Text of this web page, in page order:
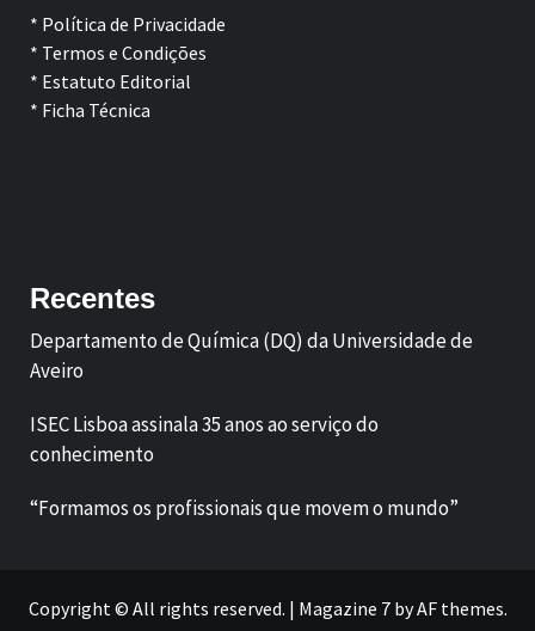
* Política de Privacidade
* Termos e Condições
* Estatuto Editorial
* Ficha Técnica
Recentes
Departamento de Química (DQ) da Universidade de
Aveiro
ISEC Lisboa assinala 35 anos ao serviço do
conhecimento
“Formamos os profissionais que movem o mundo”
Copyright © All rights reserved. | Magazine 7by AF themes.